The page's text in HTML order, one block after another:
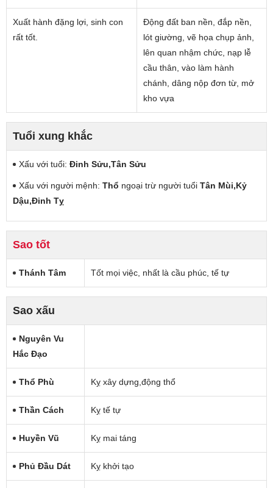
Xuất hành đặng lợi, sinh con
rất tốt.
Động đất ban nền, đắp nền,
lót giường, vẽ họa chụp ảnh,
lên quan nhậm chức, nạp lễ
cầu thân, vào làm hành
chánh, dâng nộp đơn từ, mở
kho vựa
Tuổi xung khắc
Xấu với tuổi: Đinh Sửu,Tân Sửu
Xấu với người mệnh: Thổ ngoại trừ người tuổi Tân Mùi,Kỷ
Dậu,Đinh Tỵ
Sao tốt
Thánh Tâm Tốt mọi việc, nhất là cầu phúc, tế tự
Sao xấu
Nguyên Vu
Hắc Đạo
Thổ Phù Kỵ xây dựng,động thổ
Thần Cách Kỵ tế tự
Huyền Vũ Kỵ mai táng
Phủ Đầu Dát Kỵ khởi tạo